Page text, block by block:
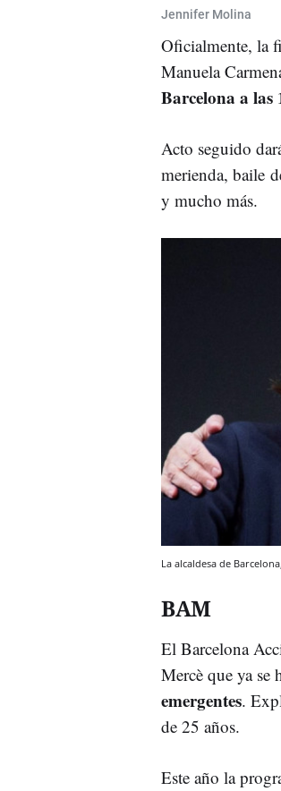
Jennifer Molina
Oficialmente, la
Manuela
Barcelona a las
Acto seguido
merienda, baile
y mucho más.
La alcaldesa de
BAM
El Barcelona
Mercè que ya se
emergentes.
de 25 años.
Este año la